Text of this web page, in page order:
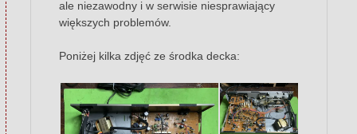
ale niezawodny i w serwisie niesprawiający
większych problemów.
Poniżej kilka zdjęć ze środka decka: